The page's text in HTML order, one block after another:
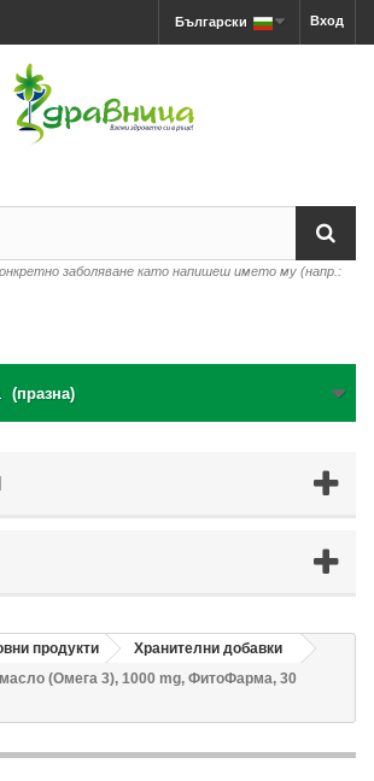
Вход
Български
заболяване като напишеш името му (напр.:
(празна)
продукти
Хранителни добавки
(Омега 3), 1000 mg, ФитоФарма, 30